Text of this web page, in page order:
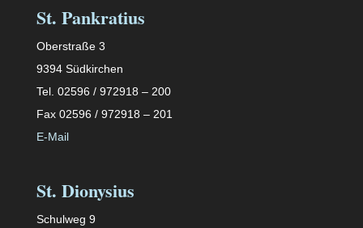
St. Pankratius
Oberstraße 3
9394 Südkirchen
Tel. 02596 / 972918 – 200
Fax 02596 / 972918 – 201
E-Mail
St. Dionysius
Schulweg 9